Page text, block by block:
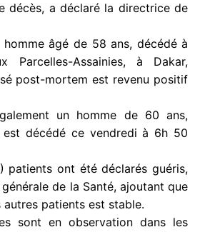
décès, a déclaré la directrice de
âgé de 58 ans, décédé à
Parcelles-Assainies, à Dakar,
post-mortem est revenu positif
un homme de 60 ans,
décédé ce vendredi à 6h 50
patients ont été déclarés guéris,
de la Santé, ajoutant que
autres patients est stable.
sont en observation dans les